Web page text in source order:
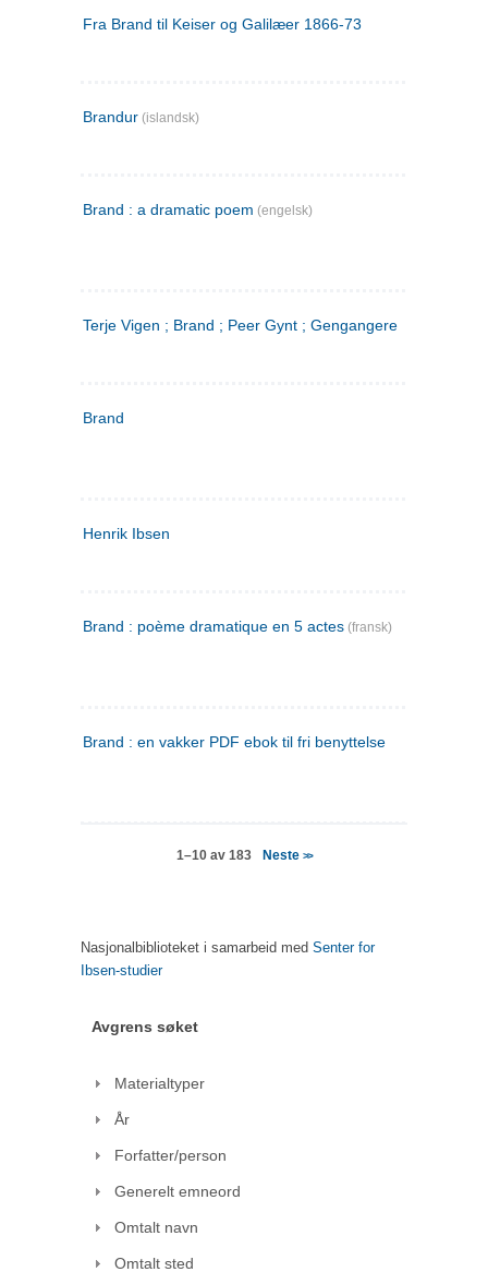
Fra Brand til Keiser og Galilæer 1866-73
Brandur (islandsk)
Brand : a dramatic poem (engelsk)
Terje Vigen ; Brand ; Peer Gynt ; Gengangere
Brand
Henrik Ibsen
Brand : poème dramatique en 5 actes (fransk)
Brand : en vakker PDF ebok til fri benyttelse
1–10 av 183 Neste >>
Nasjonalbiblioteket i samarbeid med Senter for
Ibsen-studier
Avgrens søket
Materialtyper
År
Forfatter/person
Generelt emneord
Omtalt navn
Omtalt sted